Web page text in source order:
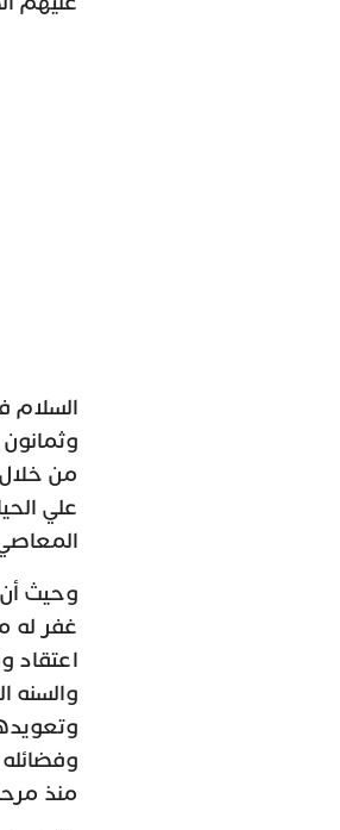
السلام
من خلال
علي
وحيث أن
غفر له
اعتقاد
والسنه
منذ